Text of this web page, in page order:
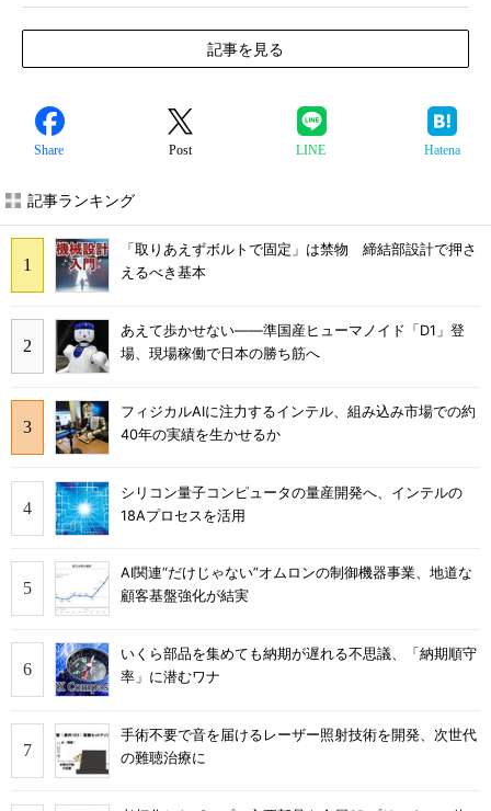
記事を見る
Share Post LINE Hatena
記事ランキング
「取りあえずボルトで固定」は禁物 締結部設計で押さ
えるべき基本
あえて歩かせない――準国産ヒューマノイド「D1」登
場、現場稼働で日本の勝ち筋へ
フィジカルAIに注力するインテル、組み込み市場での約
40年の実績を生かせるか
シリコン量子コンピュータの量産開発へ、インテルの
18Aプロセスを活用
AI関連“だけじゃない”オムロンの制御機器事業、地道な
顧客基盤強化が結実
いくら部品を集めても納期が遅れる不思議、「納期順守
率」に潜むワナ
手術不要で音を届けるレーザー照射技術を開発、次世代
の難聴治療に